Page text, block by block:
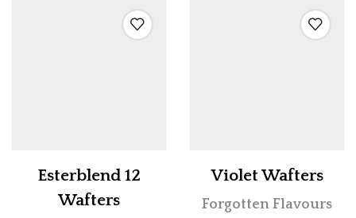
Esterblend 12
Wafters
Violet Wafters
Forgotten Flavours